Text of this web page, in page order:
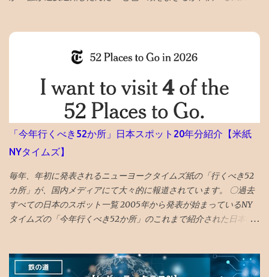
た写真に何か埋め込まれていたのか、htmlコードを貼り付けたの
で何か入っていたのか と一瞬思ったが、 そもそも記事作成画面に
全部とんだと思いブルーな気分。 最近は見た映画の備忘録と化し
ていたが、備忘録がなくなると困る。 ケチらずにワードプレスに
しておくべきだったかと若干後悔 昼飯食いながらネットで調べる
どうやら、Googleのボットが自動で巡回して判定していて、 大量
の誤判定ロック（削除）が５年に一回ぐらいおきるらしい 再審査
ボタンを押した １０時間後、２２時過ぎ、メールが届いて ブログ
復活させたとの通知 急ぎ管理画面にアクセスし、バックアップを
出力・保存した
「今年行くべき52か所」日本スポット20年分紹介【米紙
NYタイムズ】
毎年、年初に発表されるニューヨークタイムズ紙の「行くべき52
カ所」が、国内メディアにて大々的に報道されています。 〇過去
すべての日本のスポット一覧 2005年から発表が始まっているNY
タイムズの「今年行くべき52か所」のこれまで紹介された日本の
崎 核の脅威が再度クローズアップされた時流を踏まえ、完全に破